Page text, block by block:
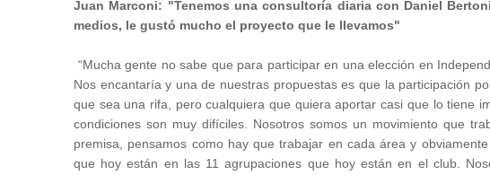
Juan Marconi: "Tenemos una consultoría diaria con Daniel
medios, le gustó mucho el proyecto que le llevamos"
“Mucha gente no sabe que para participar en una elección en
Nos encantaría y una de nuestras propuestas es que la participación
que sea una rifa, pero cualquiera que quiera aportar casi que lo tiene
condiciones son muy difíciles. Nosotros somos un movimiento que
premisa, pensamos como hay que trabajar en cada área y
que hoy están en las 11 agrupaciones que hoy están en el club.